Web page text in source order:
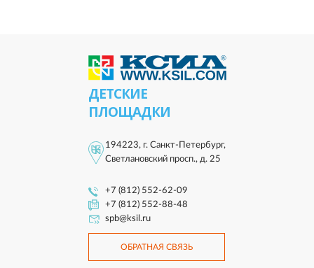
ДЕТСКИЕ
ПЛОЩАДКИ
194223, г. Санкт-Петербург,
Светлановский просп., д. 25
+7 (812) 552-62-09
+7 (812) 552-88-48
spb@ksil.ru
ОБРАТНАЯ СВЯЗЬ